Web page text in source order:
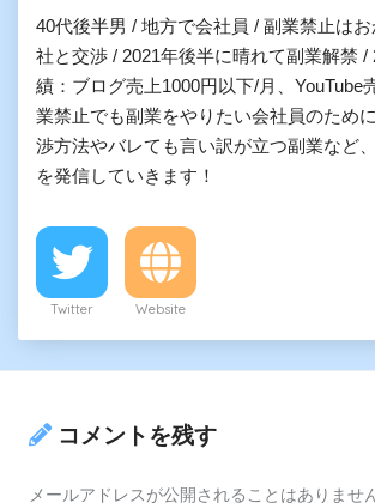
40代後半男 / 地方で会社員 / 副業禁止は
社と交渉 / 2021年後半に晴れて副業解禁 /
績：ブログ売上1000円以下/月、YouTube
業禁止でも副業をやりたい会社員のため
渉方法やバレても言い訳が立つ副業など
を発信していきます！
Twitter Website
コメントを残す
メールアドレスが公開されることはありませ